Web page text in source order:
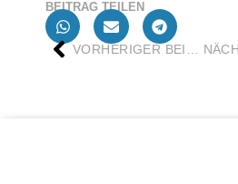
BEITRAG TEILEN